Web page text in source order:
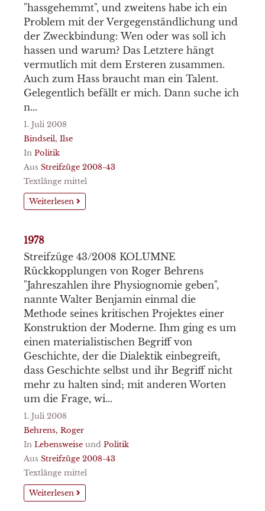
"hassgehemmt", und zweitens habe ich ein
Problem mit der Vergegenständlichung und
der Zweckbindung: Wen oder was soll ich
hassen und warum? Das Letztere hängt
vermutlich mit dem Ersteren zusammen.
Auch zum Hass braucht man ein Talent.
Gelegentlich befällt er mich. Dann suche ich
n...
1. Juli 2008
Bindseil, Ilse
In Politik
Aus Streifzüge 2008-43
Textlänge mittel
Weiterlesen
1978
Streifzüge 43/2008 KOLUMNE
Rückkopplungen von Roger Behrens
"Jahreszahlen ihre Physiognomie geben",
nannte Walter Benjamin einmal die
Methode seines kritischen Projektes einer
Konstruktion der Moderne. Ihm ging es um
einen materialistischen Begriff von
Geschichte, der die Dialektik einbegreift,
dass Geschichte selbst und ihr Begriff nicht
mehr zu halten sind; mit anderen Worten
um die Frage, wi...
1. Juli 2008
Behrens, Roger
In Lebensweise und Politik
Aus Streifzüge 2008-43
Textlänge mittel
Weiterlesen